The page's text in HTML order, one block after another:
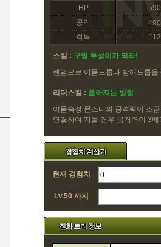
HP
590
공격
490
회복
112
스킬 : 구멍 투성이가 되라!
랜덤으로 어둠드롭과 방해드롭
리더스킬 : 쏟아지는 빙창
어둠속성 몬스터의 공격력이 조
연결하여 지울 경우 공격력이 3배
경험치 계산기
현재 경험치
Lv.50 까지
진화 트리 정보